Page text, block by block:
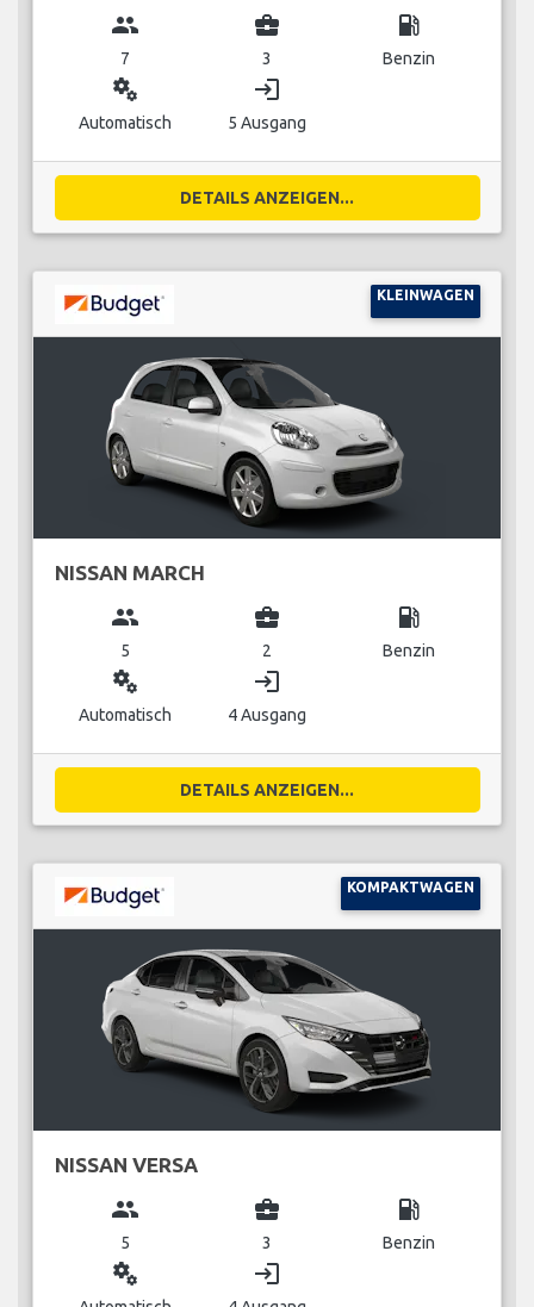
group
7
business_center
3
local_gas_station
Benzin
miscellaneous_services
Automatisch
login
5 Ausgang
DETAILS ANZEIGEN...
KLEINWAGEN
NISSAN MARCH
group
5
business_center
2
local_gas_station
Benzin
miscellaneous_services
Automatisch
login
4 Ausgang
DETAILS ANZEIGEN...
KOMPAKTWAGEN
NISSAN VERSA
group
5
business_center
3
local_gas_station
Benzin
miscellaneous_services login